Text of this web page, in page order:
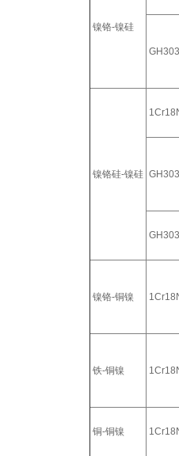
镍铬-镍硅
镍铬硅-镍硅
镍铬-铜镍
铁-铜镍
铜-铜镍